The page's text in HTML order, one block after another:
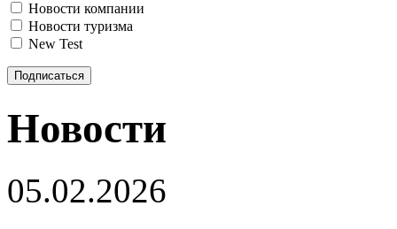
Новости компании
Новости туризма
New Test
Подписаться
Новости
05.02.2026